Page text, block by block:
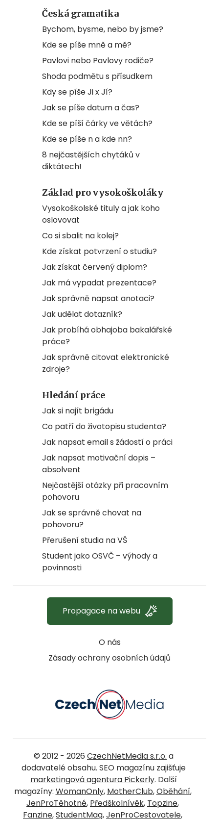
Česká gramatika
Bychom, bysme, nebo by jsme?
Kde se píše mně a mě?
Pavlovi nebo Pavlovy rodiče?
Shoda podmětu s přísudkem
Kdy se píše Ji x Jí?
Jak se píše datum a čas?
Kde se píší čárky ve větách?
Kde se píše n a kde nn?
8 nejčastějších chytáků v
diktátech!
Základ pro vysokoškoláky
Vysokoškolské tituly a jak koho
oslovovat
Co si sbalit na kolej?
Kde získat potvrzení o studiu?
Jak získat červený diplom?
Jak má vypadat prezentace?
Jak správně napsat anotaci?
Jak udělat dotazník?
Jak probíhá obhajoba bakalářské
práce?
Jak správně citovat elektronické
zdroje?
Hledání práce
Jak si najít brigádu
Co patří do životopisu studenta?
Jak napsat email s žádostí o práci
Jak napsat motivační dopis –
absolvent
Nejčastější otázky při pracovním
pohovoru
Jak se správně chovat na
pohovoru?
Přerušení studia na VŠ
Student jako OSVČ – výhody a
povinnosti
O nás
Zásady ochrany osobních údajů
Propagace na webu
© 2012 - 2026 CzechNetMedia s.r.o. a
dodavatelé obsahu. SEO magazínu zajišťuje
marketingová agentura Pickerly. Další
magazíny: WomanOnly, MotherClub,Oběhání,
JenProTěhotné, Předškolnívěk, Topzine,
Fanzine,StudentMag,JenProCestovatele,